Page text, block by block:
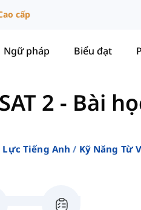
cấp
Ngữ pháp Biểu đạt
2 - Bài
Lực Tiếng Anh
Kỹ Năng Từ